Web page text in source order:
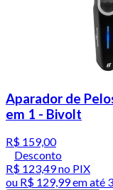
Aparador de
em 1 - Bivolt
R$ 159,00
Desconto
R$ 123,49no PIX
ou R$ 129,99em até